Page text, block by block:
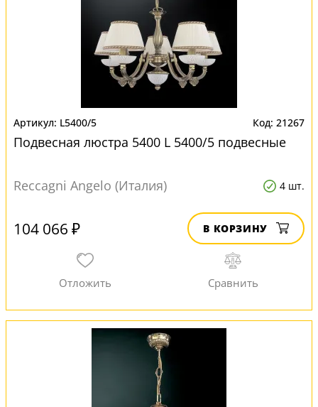
L5400/5 21267
Подвесная люстра 5400 L 5400/5 подвесные
Reccagni Angelo (Италия) 4 шт.
104 066 ₽ В КОРЗИНУ